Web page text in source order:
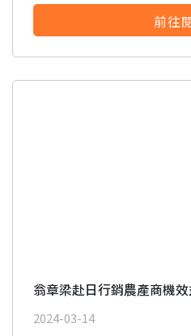
子，當然還有不能少的嘉義
前往
翁章梁赴日行銷農產商機
2024-03-14